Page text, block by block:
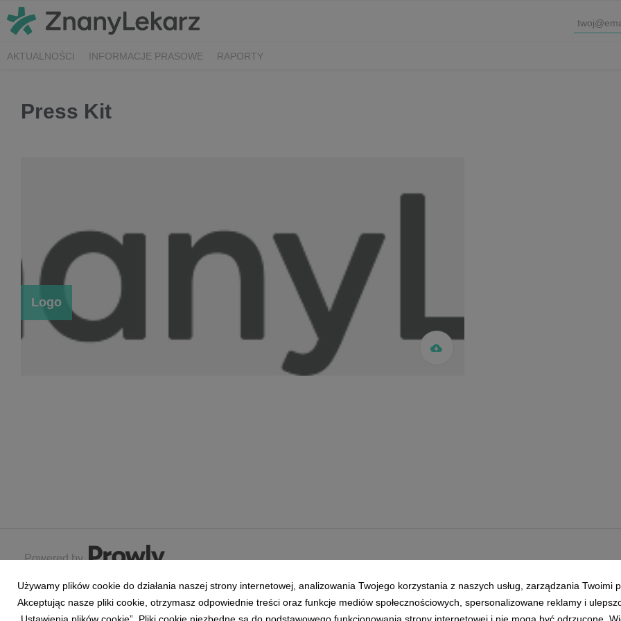
AKTUALNOŚCI INFORMACJE PRASOWE RAPORTY
Press Kit
Logo
Powered by
Używamy plików cookie do działania naszej strony internetowej, analizowania Twojego korzystania z naszych usług, zarządzania
Akceptując nasze pliki cookie, otrzymasz odpowiednie treści oraz funkcje mediów społecznościowych, spersonalizowane reklamy i